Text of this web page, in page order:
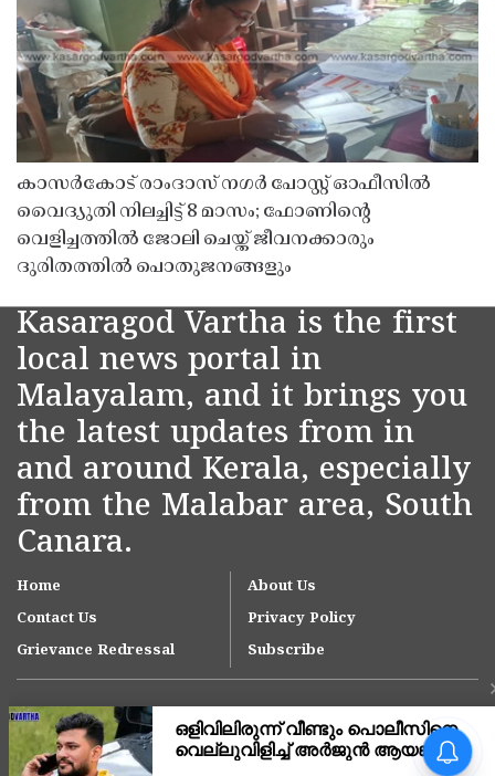
കാസർകോട് രാംദാസ് നഗർ പോസ്റ്റ് ഓഫീസിൽ
വൈദ്യുതി നിലച്ചിട്ട് 8 മാസം; ഫോണിൻ്റെ
വെളിച്ചത്തിൽ ജോലി ചെയ്ത് ജീവനക്കാരും
ദുരിതത്തിൽ പൊതുജനങ്ങളും
Kasaragod Vartha is the first
local news portal in
Malayalam, and it brings you
the latest updates from in
and around Kerala, especially
from the Malabar area, South
Canara.
Home
About Us
Contact Us
Privacy Policy
Grievance Redressal
Subscribe